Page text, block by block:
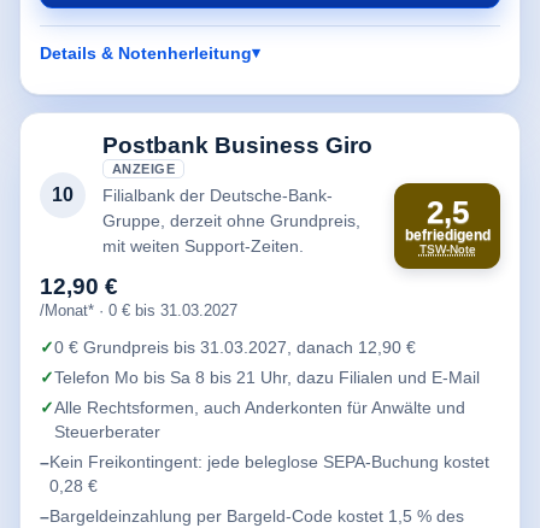
Details & Notenherleitung
10
Postbank Business Giro
ANZEIGE
Filialbank der Deutsche-Bank-
Gruppe, derzeit ohne Grundpreis,
mit weiten Support-Zeiten.
2,5
befriedigend
TSW-Note
12,90 €
/Monat* · 0 € bis 31.03.2027
0 € Grundpreis bis 31.03.2027, danach 12,90 €
Telefon Mo bis Sa 8 bis 21 Uhr, dazu Filialen und E-Mail
Alle Rechtsformen, auch Anderkonten für Anwälte und
Steuerberater
Kein Freikontingent: jede beleglose SEPA-Buchung kostet
0,28 €
Bargeldeinzahlung per Bargeld-Code kostet 1,5 % des